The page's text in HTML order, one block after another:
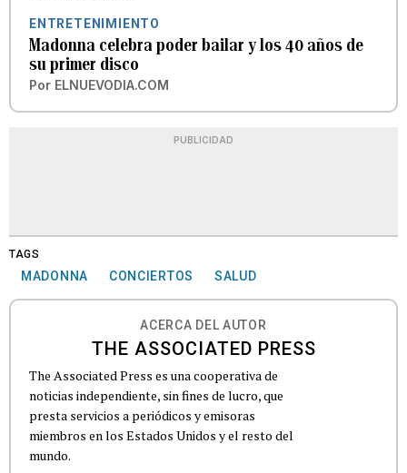
ENTRETENIMIENTO
Madonna celebra poder bailar y los 40 años de
su primer disco
Por ELNUEVODIA.COM
PUBLICIDAD
TAGS
MADONNA CONCIERTOS SALUD
ACERCA DEL AUTOR
THE ASSOCIATED PRESS
The Associated Press es una cooperativa de
noticias independiente, sin fines de lucro, que
presta servicios a periódicos y emisoras
miembros en los Estados Unidos y el resto del
mundo.